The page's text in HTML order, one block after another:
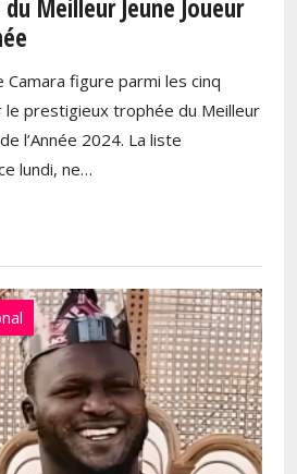
Meilleur Jeune Joueur
Camara figure parmi les cinq
le prestigieux trophée du Meilleur
l’Année 2024. La liste
lundi, ne…